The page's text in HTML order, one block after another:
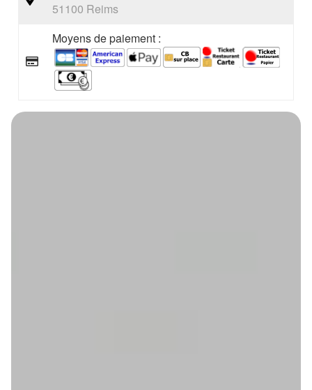
51100 Reims
Moyens de paiement :